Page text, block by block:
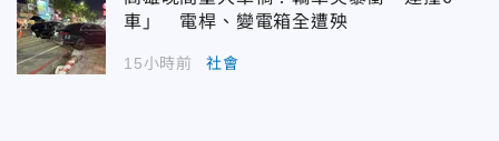
車」 電桿、變電箱全遭殃
15小時前 社會